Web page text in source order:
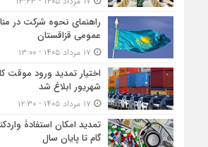
راهنمای نحوه شرکت در
عمومی قزاقستان
اختیار تمدید ورود موقت
شهریور ابلاغ شد
تمدید امکان استفادۀ
گام تا پایان سال